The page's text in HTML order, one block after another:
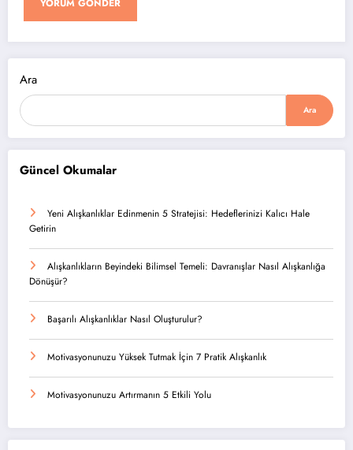
Ara
Ara
Güncel Okumalar
Yeni Alışkanlıklar Edinmenin 5 Stratejisi: Hedeflerinizi Kalıcı Hale
Getirin
Alışkanlıkların Beyindeki Bilimsel Temeli: Davranışlar Nasıl Alışkanlığa
Dönüşür?
Başarılı Alışkanlıklar Nasıl Oluşturulur?
Motivasyonunuzu Yüksek Tutmak İçin 7 Pratik Alışkanlık
Motivasyonunuzu Artırmanın 5 Etkili Yolu